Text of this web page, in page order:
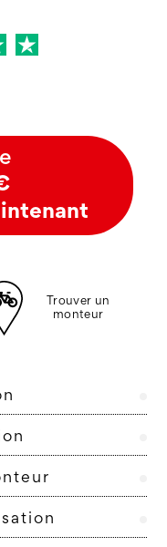
Trouver un
monteur